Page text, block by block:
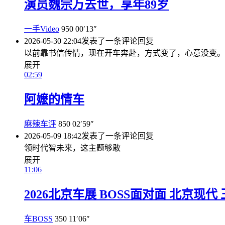
演员魏宗万去世，享年89岁
一手Video 950 00′13″
2026-05-30 22:04发表了一条评论回复
以前靠书信传情，现在开车奔赴，方式变了，心意没变。
展开
02:59
阿嬷的情车
麻辣车评 850 02′59″
2026-05-09 18:42发表了一条评论回复
领时代智未来，这主题够敢
展开
11:06
2026北京车展 BOSS面对面 北京现代
车BOSS 350 11′06″